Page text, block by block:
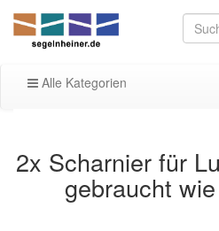
Alle Kategorien
2x Scharnier für
gebraucht